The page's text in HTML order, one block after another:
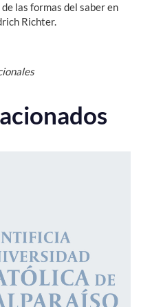
las formas del saber en
Richter.